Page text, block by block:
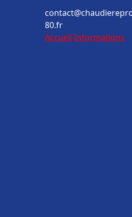
80.fr
Accueil Informations